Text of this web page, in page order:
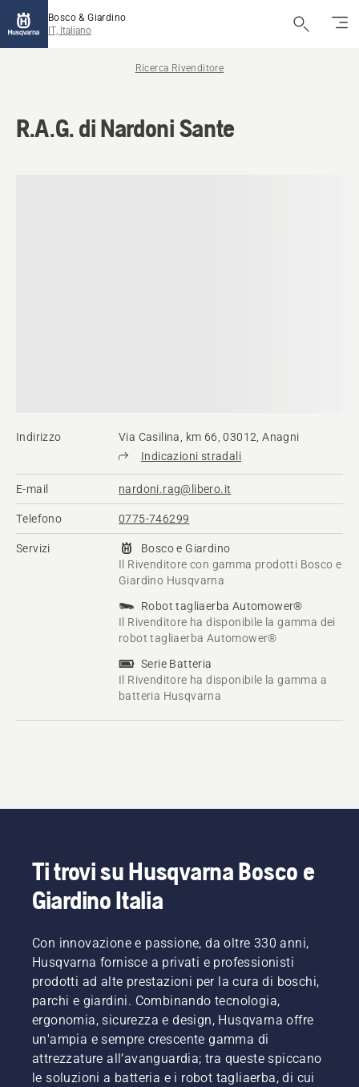
Bosco & Giardino
IT, Italiano
Ricerca Rivenditore
R.A.G. di Nardoni Sante
Indirizzo
Via Casilina, km 66, 03012, Anagni
Indicazioni stradali
E-mail nardoni.rag@libero.it
Telefono 0775-746299
Servizi
Bosco e Giardino
Il Rivenditore con gamma prodotti Bosco e
Giardino Husqvarna
Robot tagliaerba Automower®
Il Rivenditore ha disponibile la gamma dei
robot tagliaerba Automower®
Serie Batteria
Il Rivenditore ha disponibile la gamma a
batteria Husqvarna
Ti trovi su Husqvarna Bosco e
Giardino Italia
Con innovazione e passione, da oltre 330 anni,
Husqvarna fornisce a privati e professionisti
prodotti ad alte prestazioni per la cura di boschi,
parchi e giardini. Combinando tecnologia,
ergonomia, sicurezza e design, Husqvarna offre
un'ampia e sempre crescente gamma di
attrezzature all’avanguardia; tra queste spiccano
le soluzioni a batteria e i robot tagliaerba, di cui